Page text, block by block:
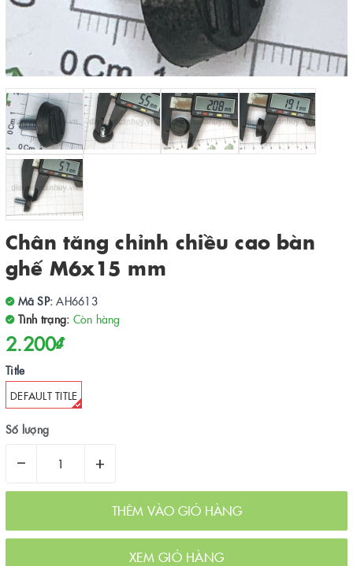
Chân tăng chỉnh chiều cao bàn
ghế M6x15 mm
Mã SP: AH6613
Tình trạng: Còn hàng
2.200₫
Title
DEFAULT TITLE
Số lượng
– +
THÊM VÀO GIỎ HÀNG
XEM GIỎ HÀNG